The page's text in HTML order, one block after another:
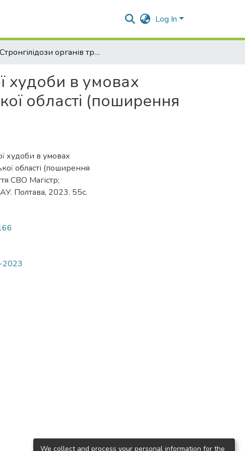
Log In
Стронгілідози органів травлення великої рогатої худоби в умовах індивідуальних господарств м. Зіньків Полтавської області (поширення та заходи боротьби)
худоби в умовах
області (поширення
худоби в умовах
області (поширення
СВО Магістр;
Полтава, 2023. 55с.
2023
We collect and process your personal information for the